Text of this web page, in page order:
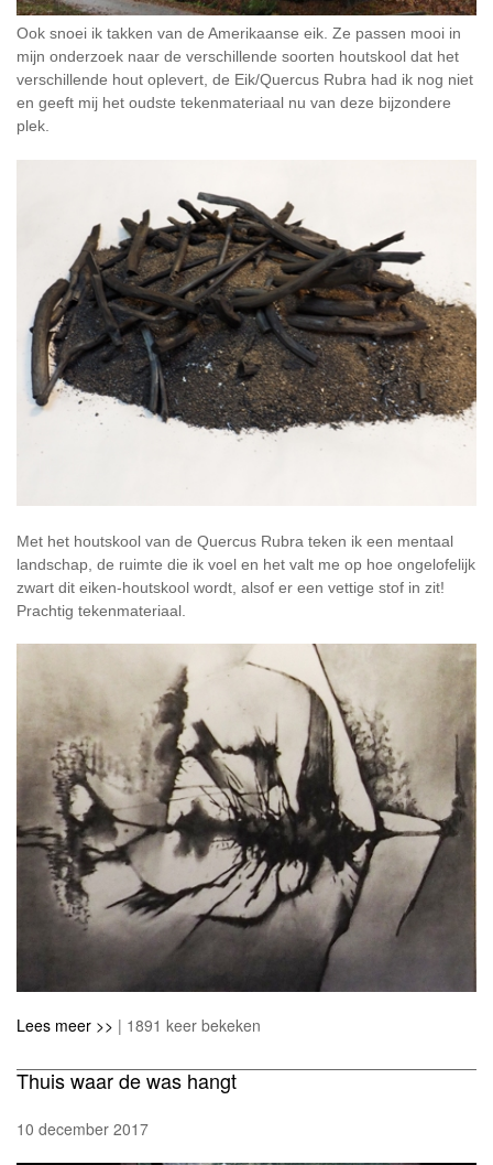
Ook snoei ik takken van de Amerikaanse eik. Ze passen mooi in
mijn onderzoek naar de verschillende soorten houtskool dat het
verschillende hout oplevert, de Eik/Quercus Rubra had ik nog niet
en geeft mij het oudste tekenmateriaal nu van deze bijzondere
plek.
Met het houtskool van de Quercus Rubra teken ik een mentaal
landschap, de ruimte die ik voel en het valt me op hoe ongelofelijk
zwart dit eiken-houtskool wordt, alsof er een vettige stof in zit!
Prachtig tekenmateriaal.
Lees meer >> | 1891 keer bekeken
Thuis waar de was hangt
10 december 2017